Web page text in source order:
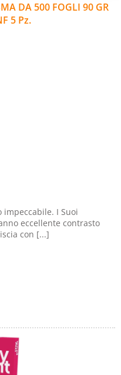
DA 500 FOGLI 90 GR
5 Pz.
impeccabile. I Suoi
eccellente contrasto
con [...]